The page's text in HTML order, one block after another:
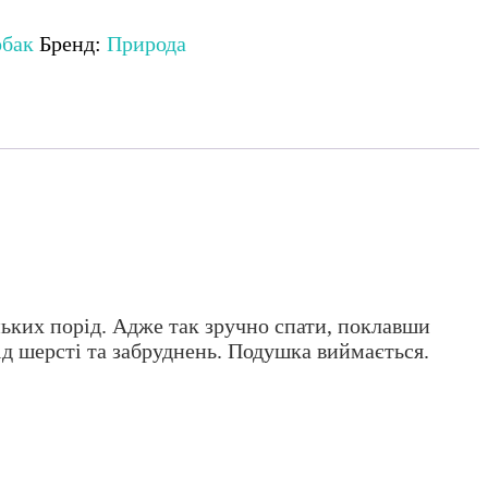
Бренд:Природа
порід. Адже так зручно спати, поклавши
шерсті та забруднень. Подушка виймається.